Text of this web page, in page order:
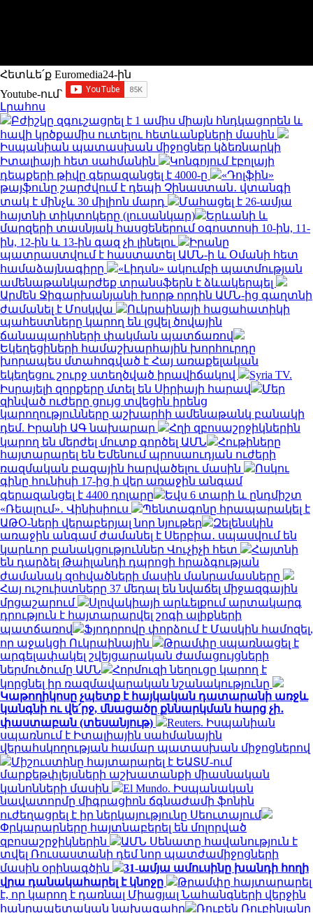
Հետևե՛ք Euromedia24-ին
Youtube-ում`
Լրահոս
Բժիշկը զգուշացրել է 1 ամիս միայն հնդկացորեն և
հավի կրծքամիս ուտելու հետևանքների մասին
Իսպանիան պատասխան միջոցներ կձեռնարկի
Իտալիայի հետ սահմանին
Կոնգոյում էբոլայի
դեպքերի թիվը գերազանցել է 4000-ը
«Դոլֆին»
թայֆունը շարժվում է դեպի Չինաստան․ վտանգի
տակ է մինչև 30 միլիոն մարդ
Մահացել է 26-ամյա
հայտնի տիկտոկերը (լուսանկար)
Երևանի և
մարզերի տասնյակ հասցեներում օգոստոսի 10-ին, 11-
ին, 12-ին և 13-ին գազ չի լինելու
Իրանը
պատրաստվում է հաստատել ԱՄՆ-ի և Օմանի հետ
համաձայնագիրը
«Լիդսն» ակումբի պատմության
ամենաթանկարժեք տրանսֆերն է ձևակերպել
Արմեն Ջիգարխանյանի խորթ որդին ԱՄՆ-ից գաղտնի
ժամանել է Մոսկվա
Ուկրաինայի հացահատիկի
պահեստները կարող են լցվել ծովային
ճանապարհների փակման պատճառով
Եկեղեցիների համաշխարհային խորհուրդը
խորապես մտահոգված է Հայ առաքելական
եկեղեցու շուրջ ստեղծված իրավիճակով
Syria TV.
Իսրայելի զորքերը մտել են Սիրիայի հարավ
Մեր
զինված ուժերը ցույց տվեցին իրենց
կարողությունները աշխարհի ամենաթանկ բանակի
դեմ. Իրանի ԱԳ նախարար
Հղի զբոսաշրջիկներին
կարող են մերժել մուտք գործել ԱՄՆ
Հութիները
հայտարարել են Եմենում պրոսաուդյան ուժերի
ռազմական բազային հարվածելու մասին
Ոսկու
գինը հունիսի 17-ից ի վեր առաջին անգամ
գերազանցել է 4400 դոլարը
Եվս 6 տարի և ընդմիշտ
«Ռեալում»․ Վինիսիուս
Պենտագոնը հրապարակել է
ԱԹՕ-ների վերաբերյալ նոր նյութեր
Զելենսկին
առաջին անգամ ժամանել է Սերբիա․ սպասվում են
կարևոր բանակցություններ Վուչիչի հետ
Հայտնի
են դարձել Թաիլանդի դպրոցի հրաձգության
ժամանակ զոհվածների մասին մանրամասները
Հայ ուշուիստները 37 մեդալ են նվաճել միջազգային
մրցաշարում
Սլովակիայի արևելքում արտակարգ
դրություն է հայտարարվել շոգի ալիքների
պատճառով
Ֆյոդորովը փորձում է Մասկին համոզել,
որ աջակցի Ուկրաինային
Թրամփը սպառնացել է
արգելափակել շվեյցարական ժամացույցների
ներմուծումը ԱՄՆ
Հորմուզի նեղուցը կարող է
կորցնել իր ռազմավարական նշանակությունը
Կաթողիկոսը չպետք է հայկական դատարանի առջև
կանգնի ու վե՛րջ, մնացածը քննարկման հարց չի․
փաստաբան (տեսանյութ)
Reuters. Իսպանիան
սպառնում է Իտալիային սահմանային
վերահսկողության համար պատասխան միջոցներով
Միշուստինը հայտարարել է ԵԱՏՄ-ում
մարքեթփլեյսների աշխատանքի միասնական
կանոնների մասին
El Mundo. Իսպանական
նավատորմը միգրացիոն ճգնաժամի ֆոնին
ուժեղացրել է իր ներկայությունը Սեուտայում
Փրկարարները հայտնաբերել են մոլորված
զբոսաշրջիկներին
ԱՄՆ Սենատը հավանություն է
տվել Ռուսաստանի դեմ նոր պատժամիջոցների
մասին օրինագծին
31-ամյա ամուսինը խանդի հողի
վրա դանակահարել է կնոջը
Թրամփը հայտարարել
է, որ կարող է դառնալ Միացյալ Նահանգների վերջին
հանրապետական ​​նախագահը
Ռուբեն Ռուբինյանը